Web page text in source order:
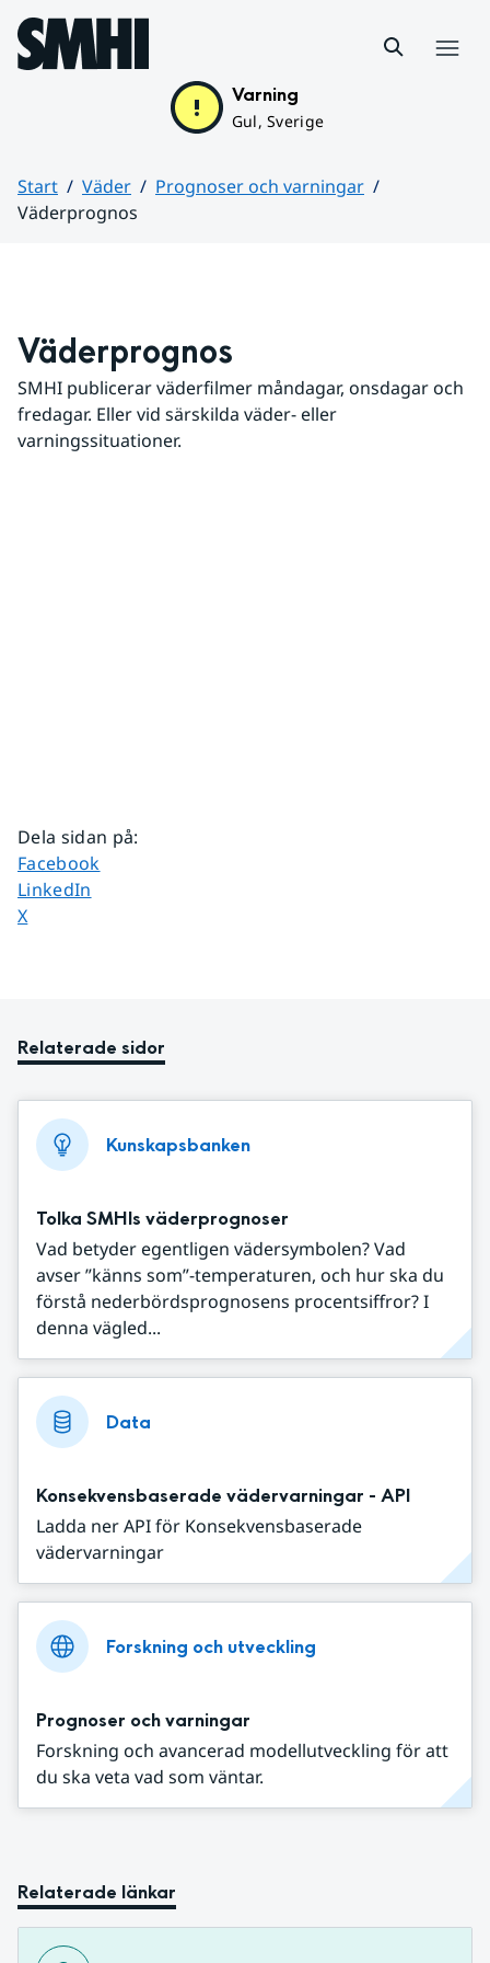
Hoppa till sidans innehåll
Varning
Gul, Sverige
Start Väder
Prognoser och varningar
Väderprognos
Väderprognos
SMHI publicerar väderfilmer måndagar, onsdagar och
fredagar. Eller vid särskilda väder- eller
varningssituationer.
Dela sidan på:
Dela sidan på
Facebook
Dela sidan på
LinkedIn
Dela sidan på
X
Relaterade sidor
Kunskapsbanken
Tolka SMHIs väderprognoser
Vad betyder egentligen vädersymbolen? Vad
avser ”känns som”-temperaturen, och hur ska du
förstå nederbördsprognosens procentsiffror? I
denna vägled...
Data
Konsekvensbaserade vädervarningar - API
Ladda ner API för Konsekvensbaserade
vädervarningar
Forskning och utveckling
Prognoser och varningar
Forskning och avancerad modellutveckling för att
du ska veta vad som väntar.
Relaterade länkar